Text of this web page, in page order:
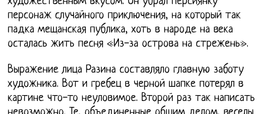
персонаж случайного приключения, на который так
падка мещанская публика, хоть в народе на века
осталась жить песня «Из-за острова на стрежень».
Выражение лица Разина составляло главную заботу
художника. Вот и гребец в черной шапке потерял в
картине что-то неуловимое. Второй раз так написать